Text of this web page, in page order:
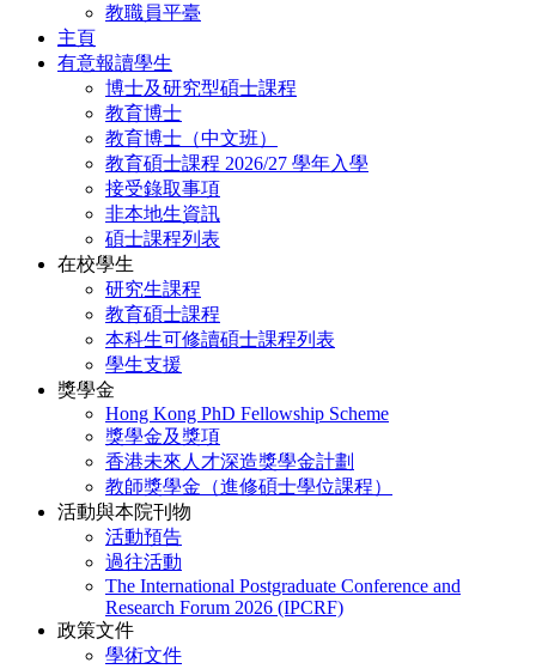
教職員平臺
主頁
有意報讀學生
博士及研究型碩士課程
教育博士
教育博士（中文班）
教育碩士課程 2026/27 學年入學
接受錄取事項
非本地生資訊
碩士課程列表
在校學生
研究生課程
教育碩士課程
本科生可修讀碩士課程列表
學生支援
獎學金
Hong Kong PhD Fellowship Scheme
獎學金及獎項
香港未來人才深造獎學金計劃
教師獎學金（進修碩士學位課程）
活動與本院刊物
活動預告
過往活動
The International Postgraduate Conference and
Research Forum 2026 (IPCRF)
政策文件
學術文件